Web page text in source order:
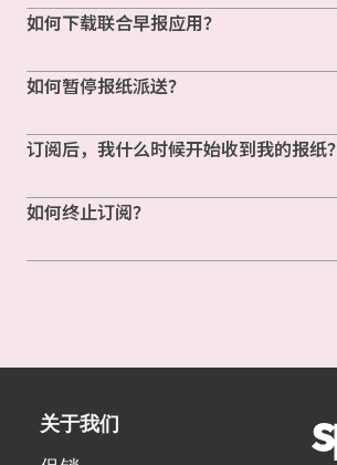
如何下载联合早报应用？
如何暂停报纸派送？
订阅后，我什么时候开始收到我的报纸？
如何终止订阅？
关于我们